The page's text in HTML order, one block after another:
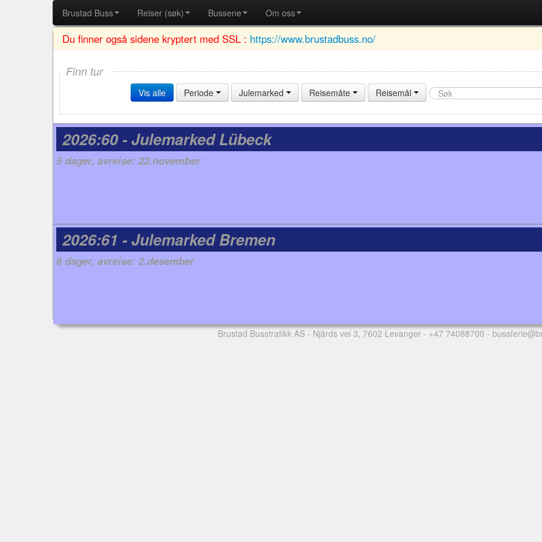
Brustad Buss Reiser (søk) Bussene Om oss
Du finner også sidene kryptert med SSL : https://www.brustadbuss.no/
Finn tur
Vis alle Periode Julemarked Reisemåte Reisemål
2026:60 - Julemarked Lübeck
5 dager, avreise: 22.november
2026:61 - Julemarked Bremen
6 dager, avreise: 2.desember
Brustad Busstrafikk AS - Njårds vei 3, 7602 Levanger - +47 74088700 -